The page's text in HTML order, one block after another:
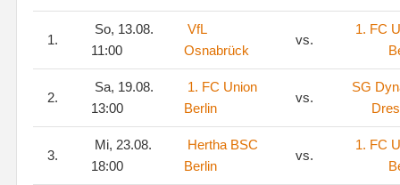
1.
So, 13.08.
11:00
VfL
Osnabrück
vs.
1. FC
2.
Sa, 19.08.
13:00
1. FC Union
Berlin
vs.
SG
3.
Mi, 23.08.
18:00
Hertha BSC
Berlin
vs.
1. FC